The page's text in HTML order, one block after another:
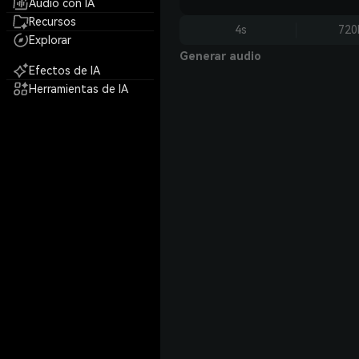
Audio con IA
Recursos
Explorar
Efectos de IA
Herramientas de IA
4s
Generar audio